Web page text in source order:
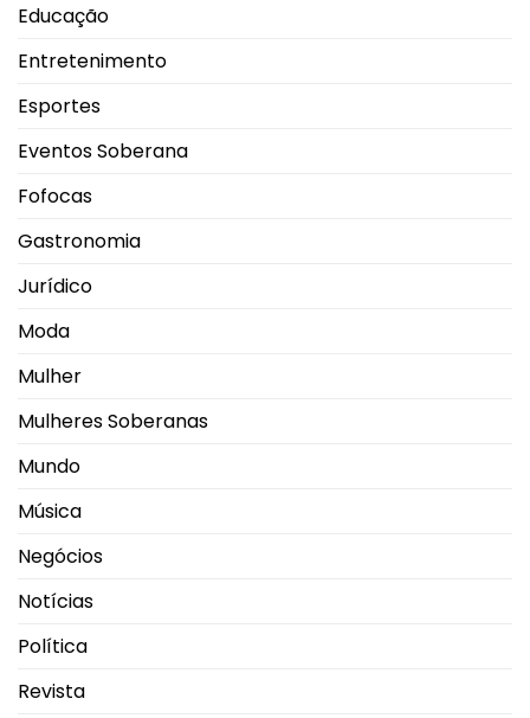
Educação
Entretenimento
Esportes
Eventos Soberana
Fofocas
Gastronomia
Jurídico
Moda
Mulher
Mulheres Soberanas
Mundo
Música
Negócios
Notícias
Política
Revista